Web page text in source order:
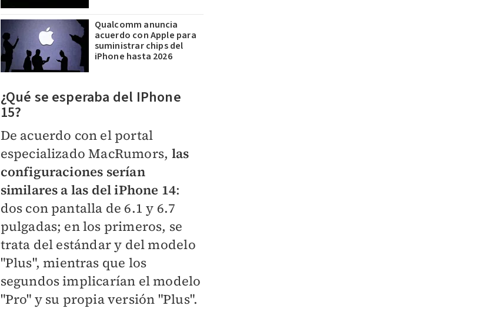
Qualcomm anuncia
acuerdo con Apple para
suministrar chips del
iPhone hasta 2026
¿Qué se esperaba del IPhone
15?
De acuerdo con el portal
especializado MacRumors, las
configuraciones serían
similares a las del iPhone 14:
dos con pantalla de 6.1 y 6.7
pulgadas; en los primeros, se
trata del estándar y del modelo
"Plus", mientras que los
segundos implicarían el modelo
"Pro" y su propia versión "Plus".